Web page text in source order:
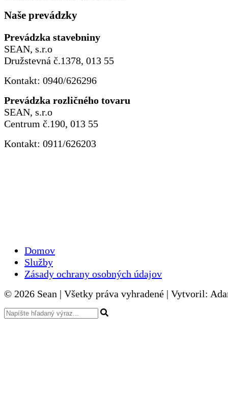
Naše prevádzky
Prevádzka stavebniny
SEAN, s.r.o
Družstevná č.1378, 013 55
Kontakt: 0940/626296
Prevádzka rozličného tovaru
SEAN, s.r.o
Centrum č.190, 013 55
Kontakt: 0911/626203
Domov
Služby
Zásady ochrany osobných údajov
© 2026 Sean | Všetky práva vyhradené | Vytvoril: